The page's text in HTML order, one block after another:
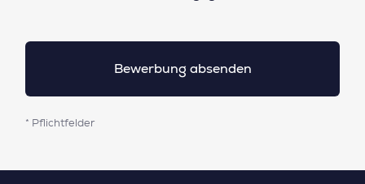
* Pflichtfelder